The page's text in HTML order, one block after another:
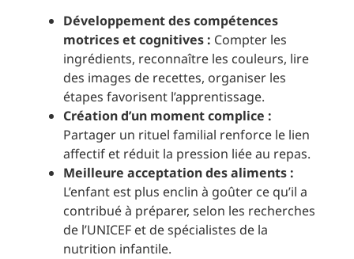
Développement des compétences
motrices et cognitives : Compter les
ingrédients, reconnaître les couleurs, lire
des images de recettes, organiser les
étapes favorisent l’apprentissage.
Création d’un moment complice :
Partager un rituel familial renforce le lien
affectif et réduit la pression liée au repas.
Meilleure acceptation des aliments :
L’enfant est plus enclin à goûter ce qu’il a
contribué à préparer, selon les recherches
de l’UNICEF et de spécialistes de la
nutrition infantile.